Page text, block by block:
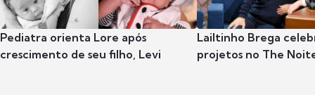
Pediatra orienta Lore após
crescimento de seu filho, Levi
Lailtinho Brega
projetos no The